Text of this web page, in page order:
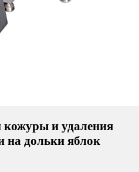
и удаления
на дольки яблок